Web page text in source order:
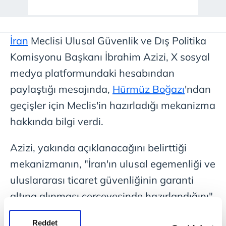
Reddet
İran Meclisi Ulusal Güvenlik ve Dış Politika
Komisyonu Başkanı İbrahim Azizi, X sosyal
medya platformundaki hesabından
paylaştığı mesajında, Hürmüz Boğazı'ndan
geçişler için Meclis'in hazırladığı mekanizma
hakkında bilgi verdi.
Azizi, yakında açıklanacağını belirttiği
mekanizmanın, "İran'ın ulusal egemenliği ve
uluslararası ticaret güvenliğinin garanti
altına alınması çerçevesinde hazırlandığını"
belirtti.